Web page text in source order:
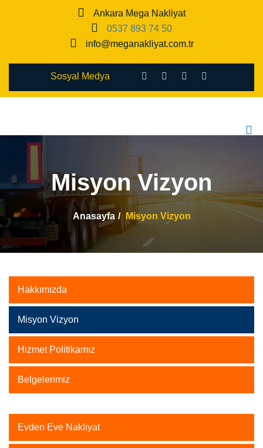
Ankara Mega Nakliyat
0537 893 74 50
info@meganakliyat.com.tr
Sosyal Medya
Misyon Vizyon
Anasayfa Misyon Vizyon
Hakkımızda
Misyon Vizyon
Hizmet Politikamız
Belgelerimiz
Evden Eve Nakliyat